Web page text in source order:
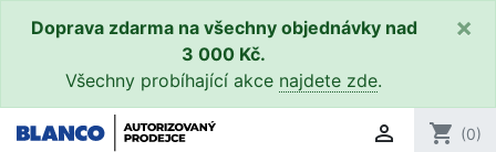
Doprava zdarma na všechny objednávky nad
3 000 Kč.
Všechny probíhající akce najdete zde.
×
 shopping_cart (0)